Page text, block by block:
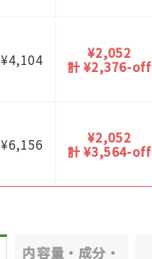
¥4,104
¥2,052
計 ¥2,376-off
¥6,156
¥2,052
計 ¥3,564-off
内容量・成分・